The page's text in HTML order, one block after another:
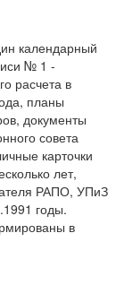
календарный
№ 1 -
расчета в
планы
документы
совета
карточки
лет,
РАПО, УПиЗ
годы.
в